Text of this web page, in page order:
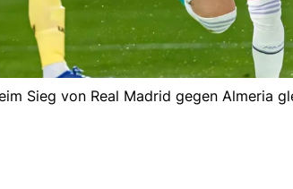
Sieg von Real Madrid gegen Almeria